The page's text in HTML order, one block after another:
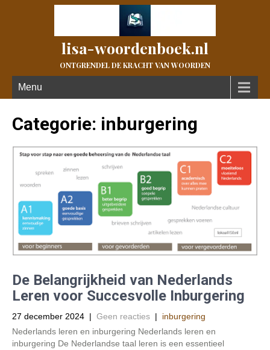
lisa-woordenboek.nl
ONTGRENDEL DE KRACHT VAN WOORDEN
Menu
Categorie: inburgering
De Belangrijkheid van Nederlands
Leren voor Succesvolle Inburgering
27 december 2024 | Geen reacties | inburgering
Nederlands leren en inburgering Nederlands leren en
inburgering De Nederlandse taal leren is een essentieel